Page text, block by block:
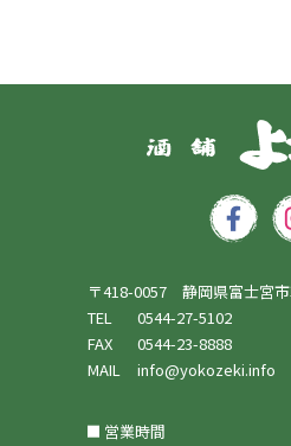
〒418-0057 静岡県富士宮
TEL
0544-27-5102
FAX
0544-23-8888
MAIL
info@yokozeki.info
営業時間